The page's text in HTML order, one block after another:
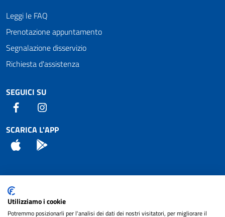
Leggi le FAQ
Prenotazione appuntamento
Segnalazione disservizio
Richiesta d'assistenza
SEGUICI SU
Facebook
SCARICA L'APP
App Store
Attuazione Misure PNRR
Piano di miglioramento del sito
Utilizziamo i cookie
Potremmo posizionarli per l'analisi dei dati dei nostri visitatori, per migliorare il